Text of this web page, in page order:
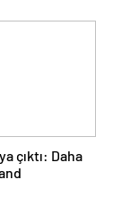
çıktı: Daha